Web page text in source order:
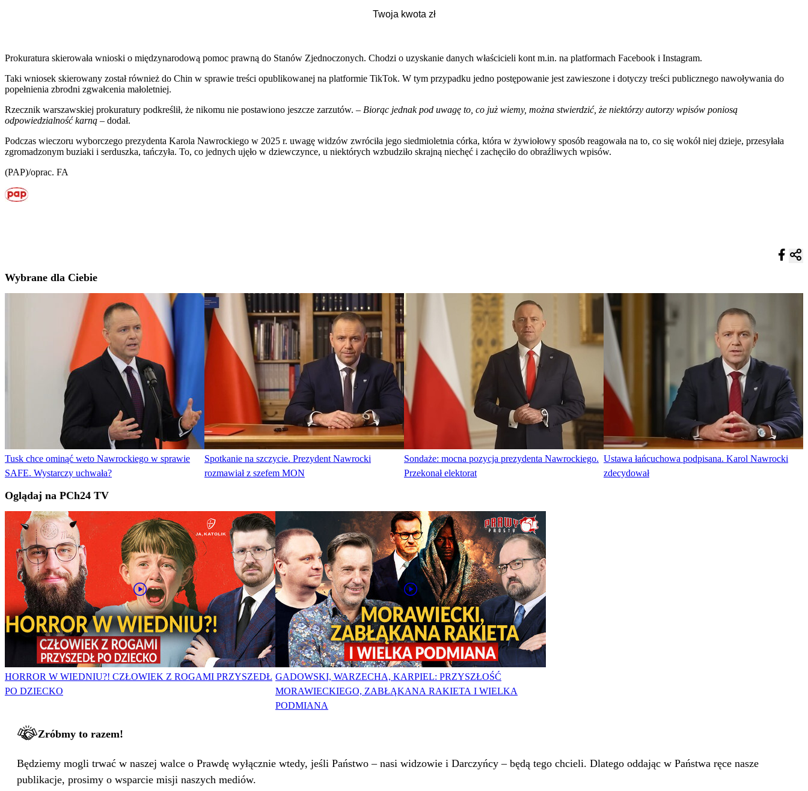
Prokuratura skierowała wnioski o międzynarodową pomoc prawną do Stanów Zjednoczonych. Chodzi o uzyskanie danych właścicieli kont m.in. na platformach Facebook i Instagram.
Taki wniosek skierowany został również do Chin w sprawie treści opublikowanej na platformie TikTok. W tym przypadku jedno postępowanie jest zawieszone i dotyczy treści publicznego nawoływania do
popełnienia zbrodni zgwałcenia małoletniej.
Rzecznik warszawskiej prokuratury podkreślił, że nikomu nie postawiono jeszcze zarzutów. – Biorąc jednak pod uwagę to, co już wiemy, można stwierdzić, że niektórzy autorzy wpisów poniosą
odpowiedzialność karną – dodał.
Podczas wieczoru wyborczego prezydenta Karola Nawrockiego w 2025 r. uwagę widzów zwróciła jego siedmioletnia córka, która w żywiołowy sposób reagowała na to, co się wokół niej dzieje, przesyłała
zgromadzonym buziaki i serduszka, tańczyła. To, co jednych ujęło w dziewczynce, u niektórych wzbudziło skrajną niechęć i zachęciło do obraźliwych wpisów.
(PAP)/oprac. FA
Wybrane dla Ciebie
Tusk chce ominąć weto Nawrockiego w sprawie
SAFE. Wystarczy uchwała?
Spotkanie na szczycie. Prezydent Nawrocki
rozmawiał z szefem MON
Sondaże: mocna pozycja prezydenta Nawrockiego.
Przekonał elektorat
Ustawa łańcuchowa podpisana. Karol Nawrocki
zdecydował
Oglądaj na PCh24 TV
HORROR W WIEDNIU?! CZŁOWIEK Z ROGAMI PRZYSZEDŁ
PO DZIECKO
GADOWSKI, WARZECHA, KARPIEL: PRZYSZŁOŚĆ
MORAWIECKIEGO, ZABŁĄKANA RAKIETA I WIELKA
PODMIANA
Zróbmy to razem!
Będziemy mogli trwać w naszej walce o Prawdę wyłącznie wtedy, jeśli Państwo – nasi widzowie i Darczyńcy – będą tego chcieli. Dlatego oddając w Państwa ręce nasze
publikacje, prosimy o wsparcie misji naszych mediów.